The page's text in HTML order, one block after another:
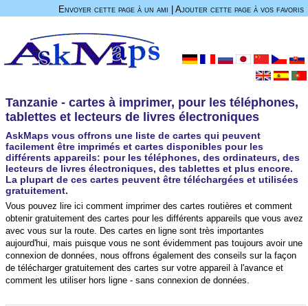
Envoyer cette page à un ami Ajouter cette page à vos favoris
Tanzanie - cartes à imprimer, pour les téléphones,
tablettes et lecteurs de livres électroniques
AskMaps vous offrons une liste de cartes qui peuvent
facilement être imprimés et cartes disponibles pour les
différents appareils: pour les téléphones, des ordinateurs, des
lecteurs de livres électroniques, des tablettes et plus encore.
La plupart de ces cartes peuvent être téléchargées et utilisées
gratuitement.
Vous pouvez lire ici comment imprimer des cartes routières et comment
obtenir gratuitement des cartes pour les différents appareils que vous avez
avec vous sur la route. Des cartes en ligne sont très importantes
aujourd'hui, mais puisque vous ne sont évidemment pas toujours avoir une
connexion de données, nous offrons également des conseils sur la façon
de télécharger gratuitement des cartes sur votre appareil à l'avance et
comment les utiliser hors ligne - sans connexion de données.